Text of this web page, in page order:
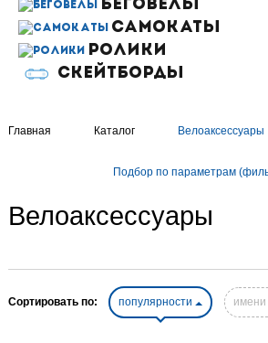
БЕГОВЕЛЫ
САМОКАТЫ
РОЛИКИ
СКЕЙТБОРДЫ
Главная Каталог Велоаксессуары
Подбор по параметрам
Велоаксессуары
Сортировать по: популярности имени